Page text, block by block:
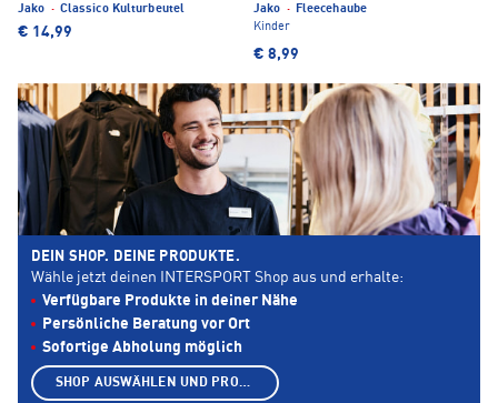
Jako · Classico Kulturbeutel
€ 14,99
Jako ·
Fleecehaube
Kinder
€ 8,99
DEIN SHOP. DEINE PRODUKTE.
Wähle jetzt deinen INTERSPORT Shop aus und erhalte:
Verfügbare Produkte in deiner Nähe
Persönliche Beratung vor Ort
Sofortige Abholung möglich
SHOP AUSWÄHLEN UND PRODUKTE ANZEIGEN